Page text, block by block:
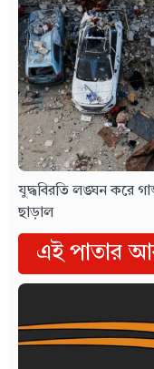
যুদ্ধবিরতি লঙ্ঘন করে
ছাড়াল
এই পাতার